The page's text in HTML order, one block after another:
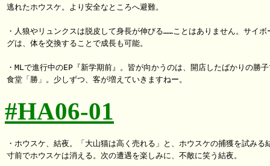
逃れたホウスケ。より安全なところへ避難。
・人狼やリュンクスは脱皮して身長が伸びる……ことはありません。サイボ
グは、体を交換することで成長も可能。
・MLで進行中のEP『新学期前』。皆が向かうのは、開店したばかりの勝
#HA06-01
・ホウスケ、結夜。「大山猫は高く売れる」と、ホウスケの捕獲を試みる